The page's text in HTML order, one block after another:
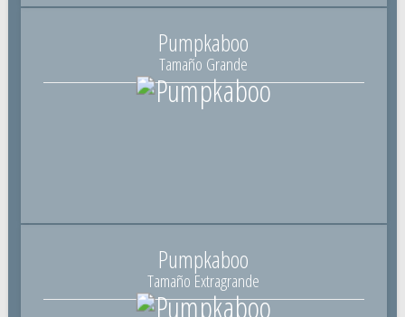
Pumpkaboo
Tamaño Grande
Pumpkaboo
Tamaño Extragrande